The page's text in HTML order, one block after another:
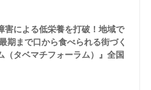
害による低栄養を打破！地域で
期まで口から食べられる街づく
（タベマチフォーラム）』全国